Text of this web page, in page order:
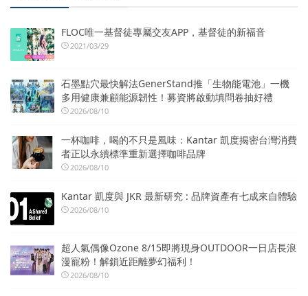
FLOC唯一基督徒專屬交友APP，基督徒的新福音
2021/03/29
石墨點穴最快解法GenerStand推「生物能電池」一機
多用健康兼顧能源韌性！募資將啟動填問卷抽好禮
2026/08/10
一杯咖啡，喝的不只是風味：Kantar 凱度揭密台灣消費
者正以永續標準重新選擇咖啡品牌
2026/08/10
Kantar 凱度與 JKR 最新研究 : 品牌資產有七成來自體驗
2026/08/10
超人氣偶像Ozone 8/15即將現身OUTDOOR一日店長浪
漫寵粉！解鎖近距離夢幻福利！
2026/08/10